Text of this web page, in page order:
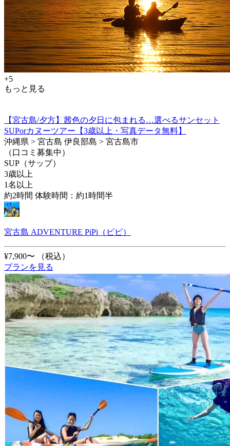
+5
もっと見る
【宮古島/夕方】茜色の夕日に包まれる…選べるサンセット
SUPorカヌーツアー【3歳以上・写真データ無料】
沖縄県 > 宮古島 伊良部島 > 宮古島市
（口コミ募集中）
SUP（サップ）
3歳以上
1名以上
約2時間 体験時間：約1時間半
宮古島 ADVENTURE PiPi（ピピ）
¥7,900〜
（税込）
プランを見る